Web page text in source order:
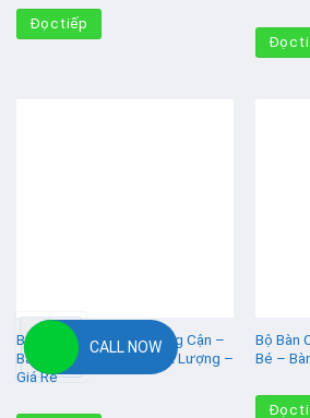
Đọc tiếp
Đọc
Bàn Học Chống Gù Chống Cận –
Bàn Ghế Hiện Đại – Chất Lượng –
Giá Rẻ
Bộ Bàn
Bé –
Đọc
CALL NOW